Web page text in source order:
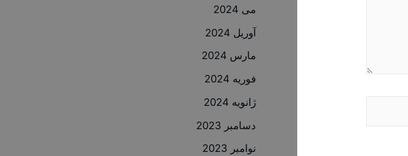
می 2024
آوریل 2024
مارس 2024
فوریه 2024
ژانویه 2024
دسامبر 2023
نوامبر 2023